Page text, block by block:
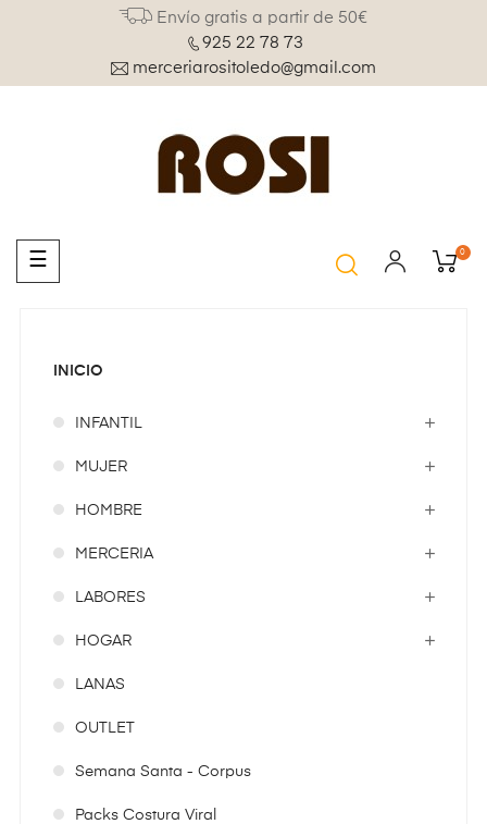
Envío gratis a partir de 50€
925 22 78 73
merceriarositoledo@gmail.com
Navegación
de
☰ 0
INICIO
INFANTIL
MUJER
HOMBRE
MERCERIA
LABORES
HOGAR
LANAS
OUTLET
Semana Santa - Corpus
Packs Costura Viral